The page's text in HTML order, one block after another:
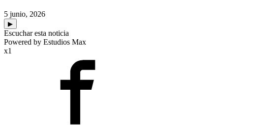
5 junio, 2026
▶
Escuchar esta noticia
Powered by Estudios Max
x1